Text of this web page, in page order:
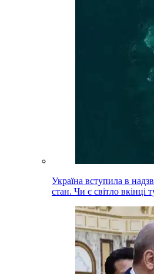
Україна вступила в
стан. Чи є світло вкінці